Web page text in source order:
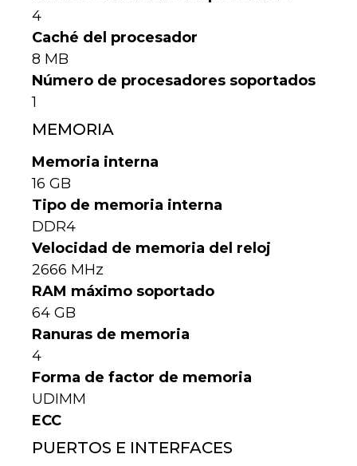
4
Caché del procesador
8 MB
Número de procesadores soportados
1
MEMORIA
Memoria interna
16 GB
Tipo de memoria interna
DDR4
Velocidad de memoria del reloj
2666 MHz
RAM máximo soportado
64 GB
Ranuras de memoria
4
Forma de factor de memoria
UDIMM
ECC
PUERTOS E INTERFACES